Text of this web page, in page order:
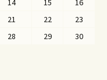
14 15
16
21 22
23
28 29
30